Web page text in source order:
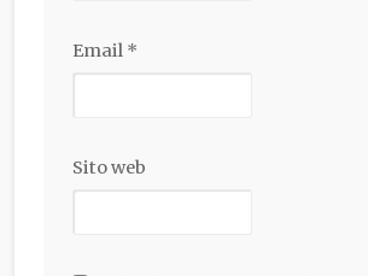
Email *
Sito web